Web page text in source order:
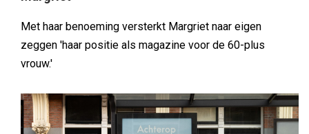
Met haar benoeming versterkt Margriet naar eigen
zeggen 'haar positie als magazine voor de 60-plus
vrouw.'